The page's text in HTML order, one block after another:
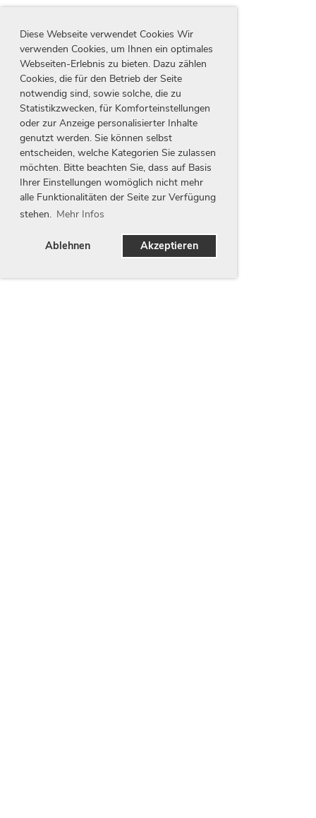
Diese Webseite verwendet Cookies Wir
verwenden Cookies, um Ihnen ein optimales
Webseiten-Erlebnis zu bieten. Dazu zählen
Cookies, die für den Betrieb der Seite
notwendig sind, sowie solche, die zu
Statistikzwecken, für Komforteinstellungen
oder zur Anzeige personalisierter Inhalte
genutzt werden. Sie können selbst
entscheiden, welche Kategorien Sie zulassen
möchten. Bitte beachten Sie, dass auf Basis
Ihrer Einstellungen womöglich nicht mehr
alle Funktionalitäten der Seite zur Verfügung
stehen. Mehr Infos
Ablehnen Akzeptieren